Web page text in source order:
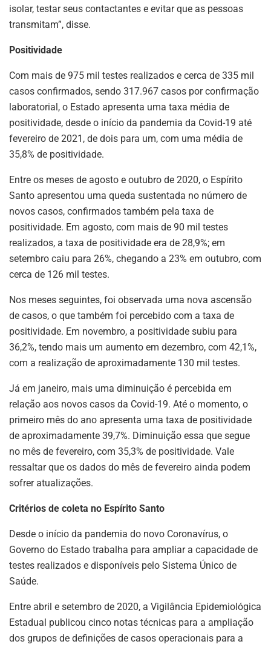
isolar, testar seus contactantes e evitar que as pessoas
transmitam”, disse.
Positividade
Com mais de 975 mil testes realizados e cerca de 335 mil
casos confirmados, sendo 317.967 casos por confirmação
laboratorial, o Estado apresenta uma taxa média de
positividade, desde o início da pandemia da Covid-19 até
fevereiro de 2021, de dois para um, com uma média de
35,8% de positividade.
Entre os meses de agosto e outubro de 2020, o Espírito
Santo apresentou uma queda sustentada no número de
novos casos, confirmados também pela taxa de
positividade. Em agosto, com mais de 90 mil testes
realizados, a taxa de positividade era de 28,9%; em
setembro caiu para 26%, chegando a 23% em outubro, com
cerca de 126 mil testes.
Nos meses seguintes, foi observada uma nova ascensão
de casos, o que também foi percebido com a taxa de
positividade. Em novembro, a positividade subiu para
36,2%, tendo mais um aumento em dezembro, com 42,1%,
com a realização de aproximadamente 130 mil testes.
Já em janeiro, mais uma diminuição é percebida em
relação aos novos casos da Covid-19. Até o momento, o
primeiro mês do ano apresenta uma taxa de positividade
de aproximadamente 39,7%. Diminuição essa que segue
no mês de fevereiro, com 35,3% de positividade. Vale
ressaltar que os dados do mês de fevereiro ainda podem
sofrer atualizações.
Critérios de coleta no Espírito Santo
Desde o início da pandemia do novo Coronavírus, o
Governo do Estado trabalha para ampliar a capacidade de
testes realizados e disponíveis pelo Sistema Único de
Saúde.
Entre abril e setembro de 2020, a Vigilância Epidemiológica
Estadual publicou cinco notas técnicas para a ampliação
dos grupos de definições de casos operacionais para a